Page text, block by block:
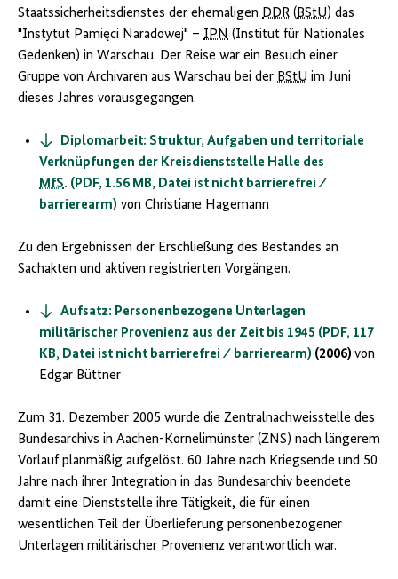
Staatssicherheitsdienstes der ehemaligen DDR ( BStU) das
"Instytut Pamięci Naradowej" – IPN (Institut für Nationales
Gedenken) in Warschau. Der Reise war ein Besuch einer
Gruppe von Archivaren aus Warschau bei der BStU im Juni
dieses Jahres vorausgegangen.
Diplomarbeit: Struktur, Aufgaben und territoriale
Verknüpfungen der Kreisdienststelle Halle des
MfS. (PDF, 1.56 MB, Datei ist nicht barrierefrei ⁄
barrierearm) von Christiane Hagemann
Zu den Ergebnissen der Erschließung des Bestandes an
Sachakten und aktiven registrierten Vorgängen.
Aufsatz: Personenbezogene Unterlagen
militärischer Provenienz aus der Zeit bis 1945 (PDF, 117
KB, Datei ist nicht barrierefrei ⁄ barrierearm) (2006) von
Edgar Büttner
Zum 31. Dezember 2005 wurde die Zentralnachweisstelle des
Bundesarchivs in Aachen-Kornelimünster (ZNS) nach längerem
Vorlauf planmäßig aufgelöst. 60 Jahre nach Kriegsende und 50
Jahre nach ihrer Integration in das Bundesarchiv beendete
damit eine Dienststelle ihre Tätigkeit, die für einen
wesentlichen Teil der Überlieferung personenbezogener
Unterlagen militärischer Provenienz verantwortlich war.